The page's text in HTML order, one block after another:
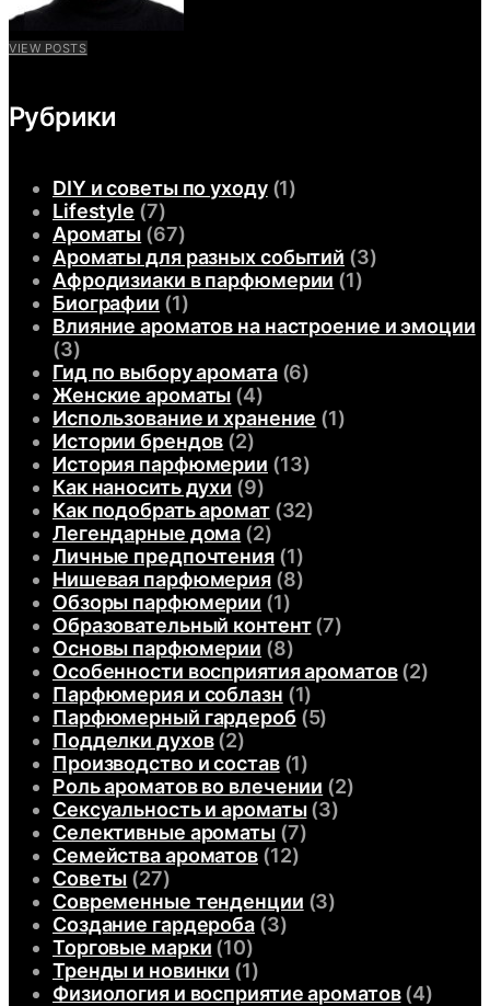
VIEW POSTS
Рубрики
DIY и советы по уходу(1)
Lifestyle (7)
Ароматы (67)
Ароматы для разных событий (3)
Афродизиаки в парфюмерии (1)
Биографии (1)
Влияние ароматов на настроение и эмоции
(3)
Гид по выбору аромата(6)
Женские ароматы (4)
Использование и хранение (1)
Истории брендов (2)
История парфюмерии (13)
Как наносить духи (9)
Как подобрать аромат(32)
Легендарные дома (2)
Личные предпочтения(1)
Нишевая парфюмерия(8)
Обзоры парфюмерии (1)
Образовательный контент(7)
Основы парфюмерии (8)
Особенности восприятия ароматов(2)
Парфюмерия и соблазн (1)
Парфюмерный гардероб (5)
Подделки духов(2)
Производство и состав(1)
Роль ароматов во влечении (2)
Сексуальность и ароматы(3)
Селективные ароматы(7)
Семейства ароматов(12)
Советы (27)
Современные тенденции (3)
Создание гардероба(3)
Торговые марки (10)
Тренды и новинки (1)
Физиология и восприятие ароматов(4)